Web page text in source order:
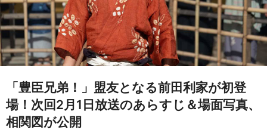
「豊臣兄弟！」盟友となる前田利家が初登
場！次回2月1日放送のあらすじ＆場面写真、
相関図が公開